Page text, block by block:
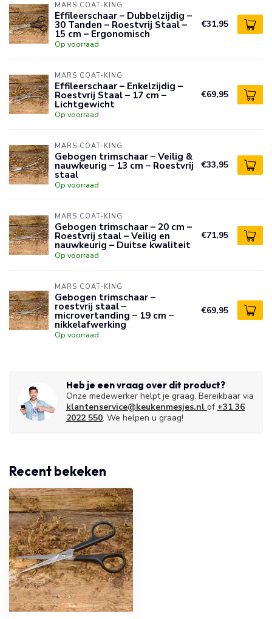
MARS COAT-KING
Effileerschaar – Dubbelzijdig –
30 Tanden – Roestvrij Staal –
15 cm – Ergonomisch
Op voorraad
€31,95
MARS COAT-KING
Effileerschaar – Enkelzijdig –
Roestvrij Staal – 17 cm –
Lichtgewicht
Op voorraad
€69,95
MARS COAT-KING
Gebogen trimschaar – Veilig &
nauwkeurig – 13 cm – Roestvrij
staal
Op voorraad
€33,95
MARS COAT-KING
Gebogen trimschaar – 20 cm –
Roestvrij staal – Veilig en
nauwkeurig – Duitse kwaliteit
Op voorraad
€71,95
MARS COAT-KING
Gebogen trimschaar –
roestvrij staal –
microvertanding – 19 cm –
nikkelafwerking
Op voorraad
€69,95
Heb je een vraag over dit product?
Onze medewerker helpt je graag. Bereikbaar via
klantenservice@keukenmesjes.nl of +31 36
2022 550. We helpen u graag!
Recent bekeken